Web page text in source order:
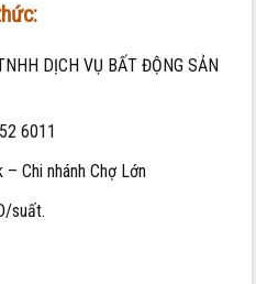
DỊCH VỤ BẤT ĐỘNG SẢN
6011
Chi nhánh Chợ Lớn
suất.